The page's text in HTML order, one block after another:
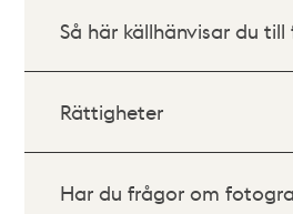
Så här källhänvisar du
Rättigheter
Har du frågor om